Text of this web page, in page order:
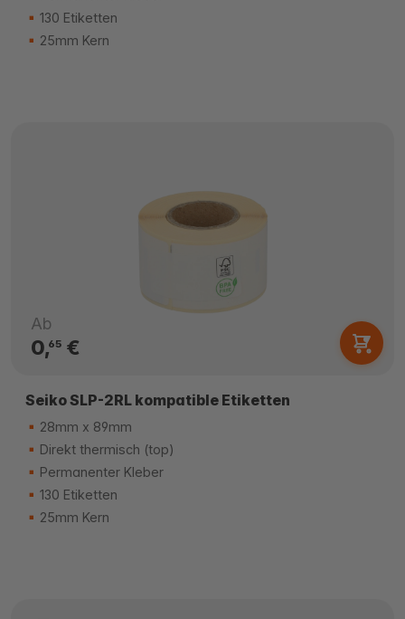
130 Etiketten
25mm Kern
Ab
0,65€
Seiko SLP-2RL kompatible Etiketten
28mm x 89mm
Direkt thermisch (top)
Permanenter Kleber
130 Etiketten
25mm Kern